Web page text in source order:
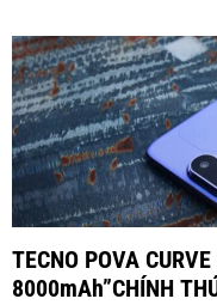
TECNO POVA
8000mAh”CHÍNH